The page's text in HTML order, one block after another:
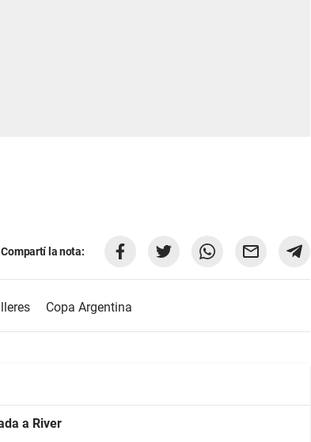
Compartí la nota:
Copa Argentina
a River